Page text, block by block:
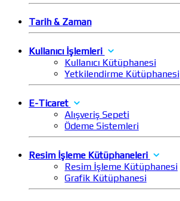
Tarih & Zaman
Kullanıcı İşlemleri
Kullanıcı Kütüphanesi
Yetkilendirme Kütüphanesi
E-Ticaret
Alışveriş Sepeti
Ödeme Sistemleri
Resim İşleme Kütüphaneleri
Resim İşleme Kütüphanesi
Grafik Kütüphanesi